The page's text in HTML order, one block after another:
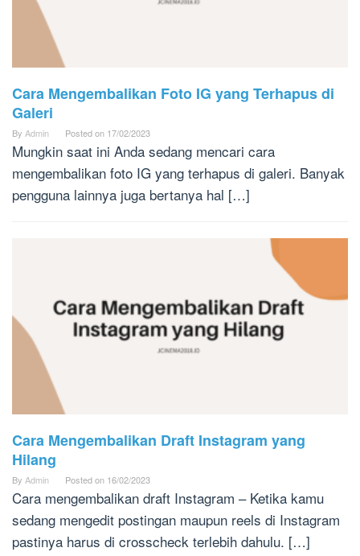
Cara Mengembalikan Foto IG yang Terhapus di
Galeri
By Admin Posted on 17/02/2023
Mungkin saat ini Anda sedang mencari cara
mengembalikan foto IG yang terhapus di galeri. Banyak
pengguna lainnya juga bertanya hal […]
Cara Mengembalikan Draft Instagram yang
Hilang
By Admin Posted on 16/02/2023
Cara mengembalikan draft Instagram – Ketika kamu
sedang mengedit postingan maupun reels di Instagram
pastinya harus di crosscheck terlebih dahulu. […]